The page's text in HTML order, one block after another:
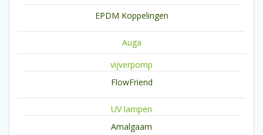
EPDM Koppelingen
Auga
vijverpomp
FlowFriend
UV lampen
Amalgaam